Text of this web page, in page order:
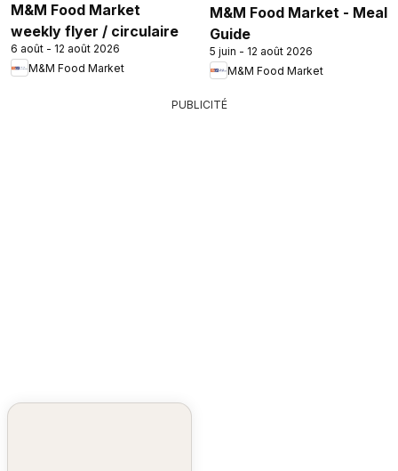
M&M Food Market
weekly flyer / circulaire
6 août - 12 août 2026
M&M Food Market
M&M Food Market - Meal
Guide
5 juin - 12 août 2026
M&M Food Market
PUBLICITÉ